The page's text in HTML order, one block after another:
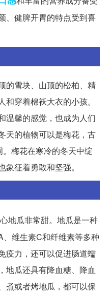
、健脾开胃的特点受到喜
的雪块、山顶的松柏、精
穿着棉袄大衣的小孩。
温馨的感觉，也成为人们
天的植物可以是梅花，古
。梅花在寒冷的冬天中绽
征着勇敢和坚强。
地瓜非常甜。地瓜是一种
维生素C和纤维素等多种
疫力，还可以促进肠道蠕
地瓜还具有降血糖、降血
煮或者烤地瓜，都可以保